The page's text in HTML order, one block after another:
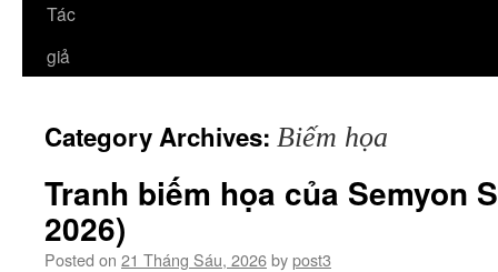
Tác
giả
Category Archives: Biếm họa
Tranh biếm họa của Semyon
2026)
Posted on 21 Tháng Sáu, 2026bypost3